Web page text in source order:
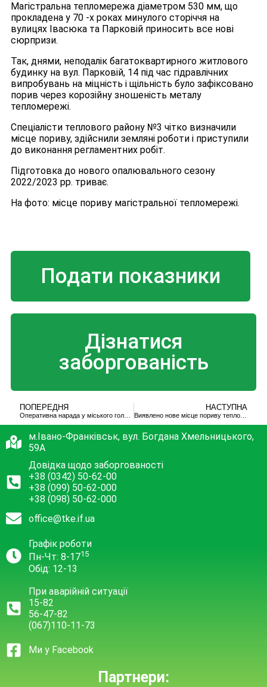
Магістральна тепломережа діаметром 530 мм, що
прокладена у 70 -х роках минулого сторіччя на
вулицях Івасюка та Парковій приносить все нові
сюрпризи.
Так, днями, неподалік багатоквартирного житлового
будинку на вул. Парковій, 14 під час гідравлічних
випробувань на міцність і щільність було зафіксовано
порив через корозійну зношеність металу
тепломережі.
Спеціалісти теплового району №3 чітко визначили
місце пориву, здійснили земляні роботи і приступили
до виконання регламентних робіт.
Підготовка до нового опалювального сезону
2022/2023 рр. триває.
На фото: місце пориву магістральної тепломережі.
Подати показники
Дізнатися
заборгованість
ПОПЕРЕДНЯ НАСТУПНА
Виявлено нове місце пориву тепломережі
м.Івано-Франківськ, вул. Богдана Хмельницького,
59А
Довідка щодо заборгованості
+38 (0342) 50-62-00
+38 (099) 50-62-000
+38 (098) 50-62-000
office@tke.if.ua
Графік роботи
Пн-Чт: 8-1715
Обід: 12-13
При аварійній ситуації
15-82
56-47-82
(067)110-11-73
Ми у Facebook
Партнери: